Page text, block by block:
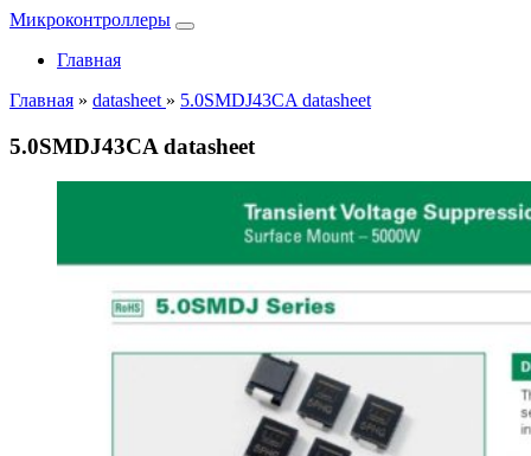
Микроконтроллеры
Главная
Главная » datasheet » 5.0SMDJ43CA datasheet
5.0SMDJ43CA datasheet